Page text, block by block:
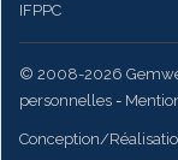
IFPPC
© 2008-2026
personnelles -
Conception/